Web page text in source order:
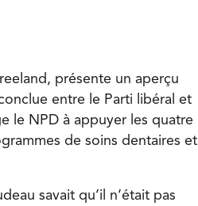
présente un aperçu
entre le Parti libéral et
le NPD à appuyer les quatre
de soins dentaires et
savait qu’il n’était pas